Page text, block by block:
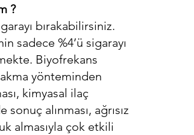
?
bırakabilirsiniz.
sadece %4’ü sigarayı
Biyofrekans
yönteminden
kimyasal ilaç
sonuç alınması, ağrısız
almasıyla çok etkili